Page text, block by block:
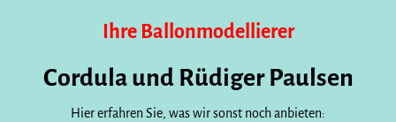
Ihre Ballonmodellierer
Cordula und Rüdiger Paulsen
Hier erfahren Sie, was wir sonst noch anbieten: